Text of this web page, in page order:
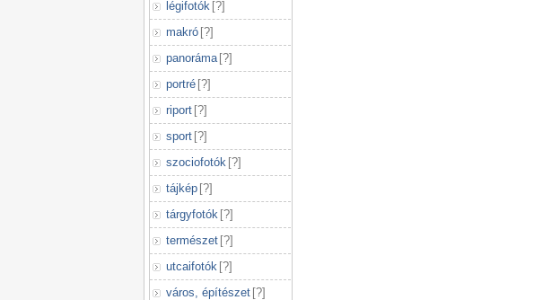
légifotók [?]
makró [?]
panoráma [?]
portré [?]
riport [?]
sport [?]
szociofotók [?]
tájkép [?]
tárgyfotók [?]
természet [?]
utcaifotók [?]
város, építészet [?]